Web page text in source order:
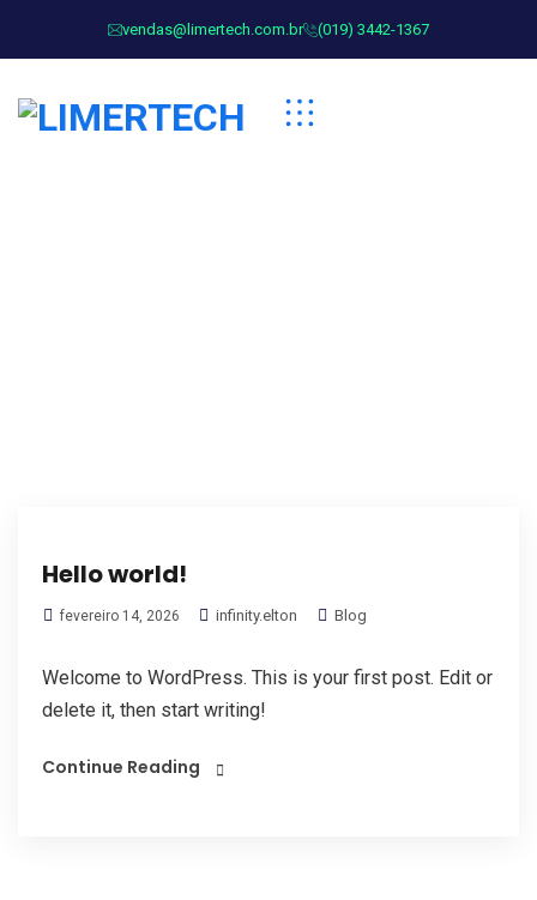
vendas@limertech.com.br (019) 3442-1367
Hello world!
fevereiro 14, 2026 infinity.elton Blog
Welcome to WordPress. This is your first post. Edit or
delete it, then start writing!
Continue Reading